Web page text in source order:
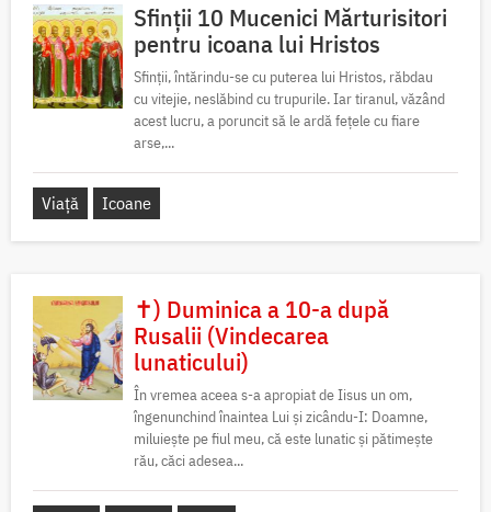
Sfinții 10 Mucenici Mărturisitori
pentru icoana lui Hristos
Sfinții, întărindu-se cu puterea lui Hristos, răbdau
cu vitejie, neslăbind cu trupurile. Iar tiranul, văzând
acest lucru, a poruncit să le ardă fețele cu fiare
arse,...
Viață Icoane
✝) Duminica a 10-a după
Rusalii (Vindecarea
lunaticului)
În vremea aceea s-a apropiat de Iisus un om,
îngenunchind înaintea Lui și zicându-I: Doamne,
miluiește pe fiul meu, că este lunatic și pătimește
rău, căci adesea...